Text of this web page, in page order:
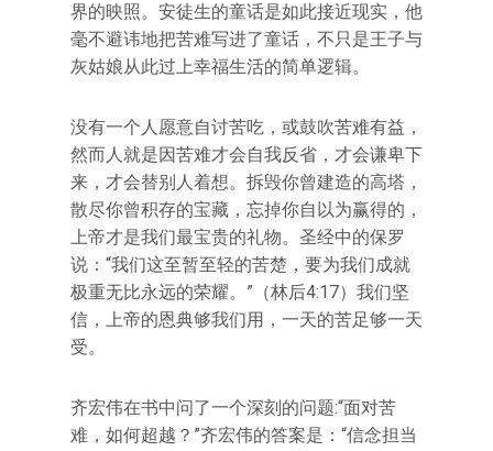
界的映照。安徒生的童话是如此接近现实，他
毫不避讳地把苦难写进了童话，不只是王子与
灰姑娘从此过上幸福生活的简单逻辑。
没有一个人愿意自讨苦吃，或鼓吹苦难有益，
然而人就是因苦难才会自我反省，才会谦卑下
来，才会替别人着想。拆毁你曾建造的高塔，
散尽你曾积存的宝藏，忘掉你自以为赢得的，
上帝才是我们最宝贵的礼物。圣经中的保罗
说：“我们这至暂至轻的苦楚，要为我们成就
极重无比永远的荣耀。”（林后4:17）我们坚
信，上帝的恩典够我们用，一天的苦足够一天
受。
齐宏伟在书中问了一个深刻的问题:“面对苦
难，如何超越？”齐宏伟的答案是：“信念担当